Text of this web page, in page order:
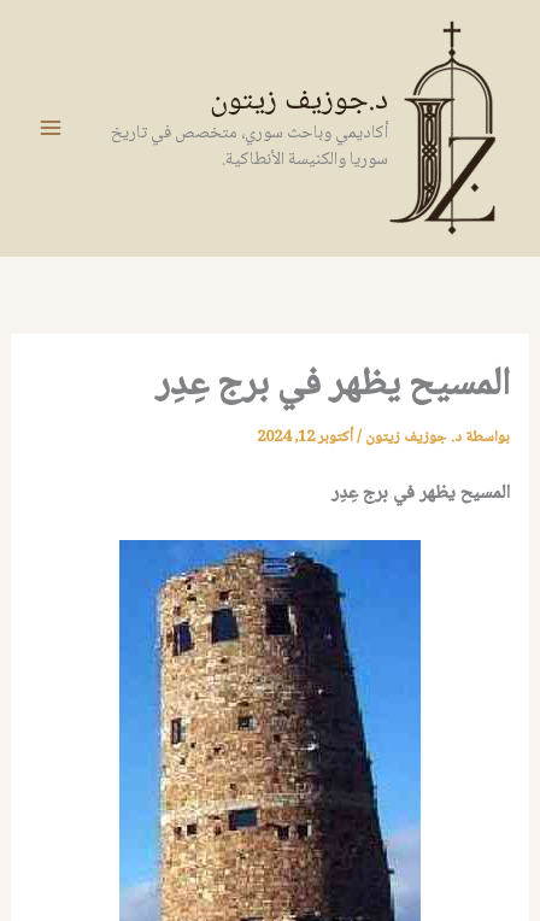
المحتوى
د.جوزيف زيتون
أكاديمي وباحث سوري، متخصص في تاريخ
سوريا والكنيسة الأنطاكية.
المسيح يظهر في برج عِدِر
بواسطةد. جوزيف زيتون/أكتوبر 12, 2024
المسيح يظهر في برج عِدِر